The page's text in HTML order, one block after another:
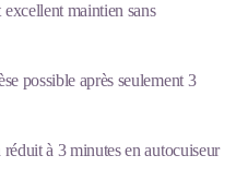
excellent maintien sans
possible après seulement 3
à 3 minutes en autocuiseur